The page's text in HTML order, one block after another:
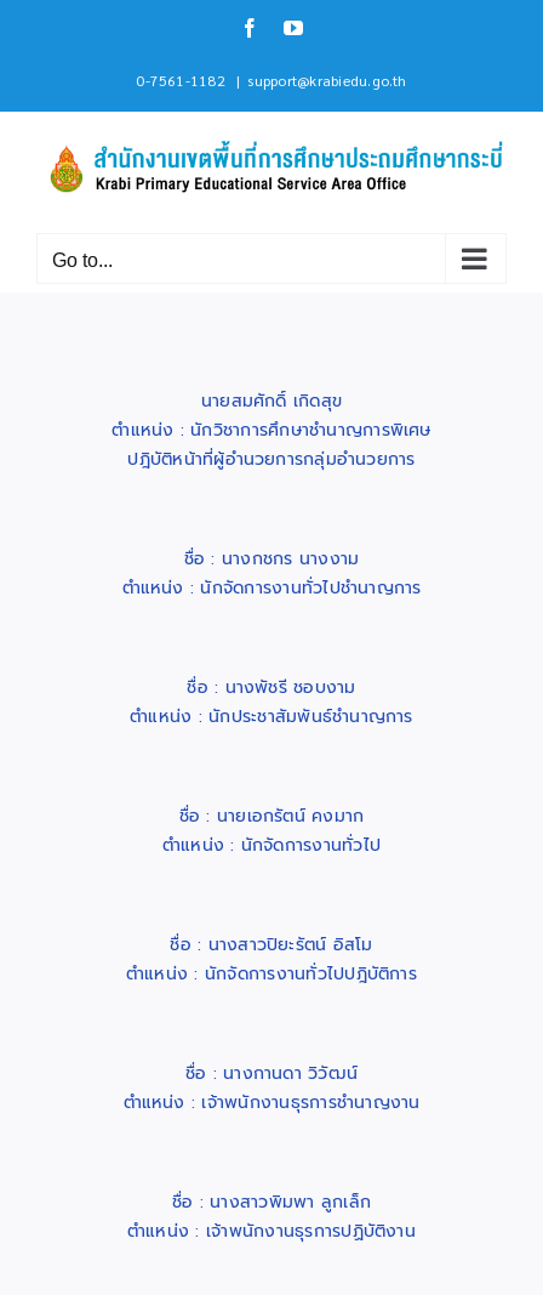
FacebookYouTube
0-7561-1182 | support@krabiedu.go.th
Go to...
นายสมศักดิ์ เกิดสุข
ตำแหน่ง : นักวิชาการศึกษาชำนาญการพิเศษ
ปฎิบัติหน้าที่ผู้อำนวยการกลุ่มอำนวยการ
ชื่อ : นางกชกร นางงาม
ตำแหน่ง : นักจัดการงานทั่วไปชำนาญการ
ชื่อ : นางพัชรี ชอบงาม
ตำแหน่ง : นักประชาสัมพันธ์ชำนาญการ
ชื่อ : นายเอกรัตน์ คงมาก
ตำแหน่ง : นักจัดการงานทั่วไป
ชื่อ : นางสาวปิยะรัตน์ อิสโม
ตำแหน่ง : นักจัดการงานทั่วไปปฎิบัติการ
ชื่อ : นางกานดา วิวัฒน์
ตำแหน่ง : เจ้าพนักงานธุรการชำนาญงาน
ชื่อ : นางสาวพิมพา ลูกเล็ก
ตำแหน่ง : เจ้าพนักงานธุรการปฏิบัติงาน